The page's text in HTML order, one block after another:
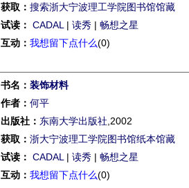
获取： 搜索浙大宁波理工学院图书馆馆藏
试读： CADAL | 读秀 | 畅想之星
互动： 我想留下点什么(0)
书名： 装饰材料
作者： 何平
出版社： 东南大学出版社 ,2002
获取： 浙大宁波理工学院图书馆纸本馆藏
试读： CADAL | 读秀 | 畅想之星
互动： 我想留下点什么(0)